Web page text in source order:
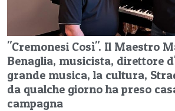
"Cremonesi Così". Il Maestro
Benaglia, musicista, direttore
grande musica, la cultura,
da qualche giorno ha preso
campagna